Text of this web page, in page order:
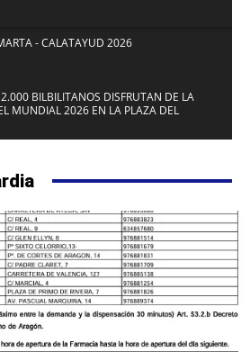
- CALATAYUD 2026
BILBILITANOS DISFRUTAN DE LA
MUNDIAL 2026 EN LA PLAZA DEL
CALATAYUD